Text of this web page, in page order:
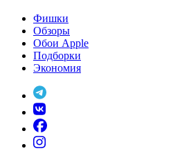
Фишки
Обзоры
Обои Apple
Подборки
Экономия